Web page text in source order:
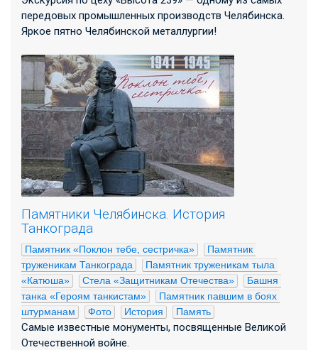
передовых промышленных производств Челябинска.
Яркое пятно Челябинской металлургии!
Памятники Челябинска. История
Танкограда
Памятник «Поклон тебе, сестричка»
Памятник
труженикам Танкограда
Памятник труженикам тыла
«Катюша»
Стела «Защитникам Отечества»
Башня
танка «Героям танкистам»
Памятник павшим в боях
штурманам
Фото История Память
Самые известные монументы, посвященные Великой
Отечественной войне.